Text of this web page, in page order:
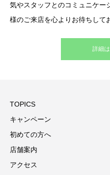
気やスタッフとのコミュニケー
様のご来店を心よりお待ちして
詳細
TOPICS
キャンペーン
初めての方へ
店舗案内
アクセス